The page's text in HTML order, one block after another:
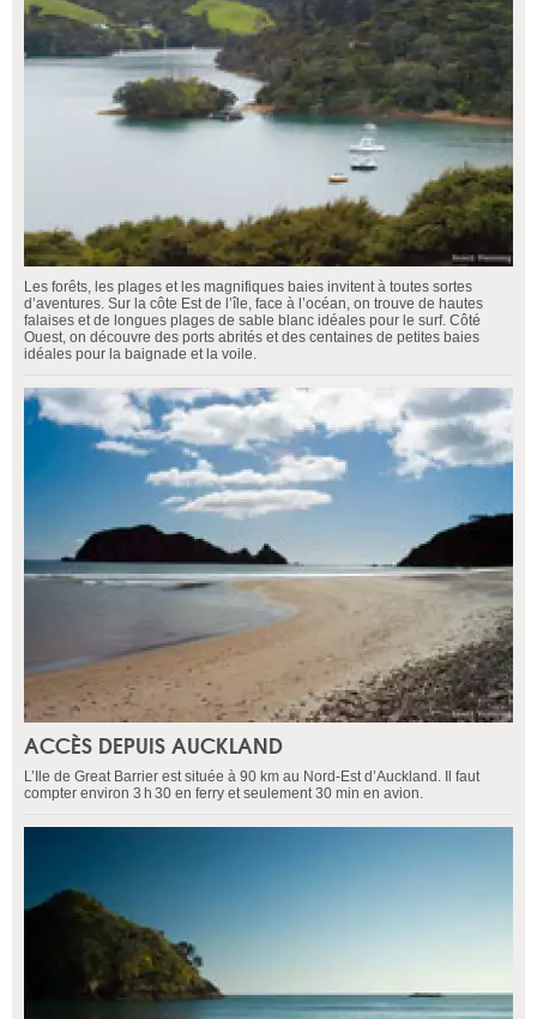
Les forêts, les plages et les magnifiques baies invitent à toutes sortes
d’aventures. Sur la côte Est de l’île, face à l’océan, on trouve de hautes
falaises et de longues plages de sable blanc idéales pour le surf. Côté
Ouest, on découvre des ports abrités et des centaines de petites baies
idéales pour la baignade et la voile.
ACCÈS DEPUIS AUCKLAND
L’Ile de Great Barrier est située à 90 km au Nord-Est d’Auckland. Il faut
compter environ 3 h 30 en ferry et seulement 30 min en avion.